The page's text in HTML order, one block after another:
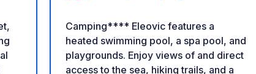
Camping**** Eleovic features a
heated swimming pool, a spa pool, and
playgrounds. Enjoy views of and direct
access to the sea, hiking trails, and a